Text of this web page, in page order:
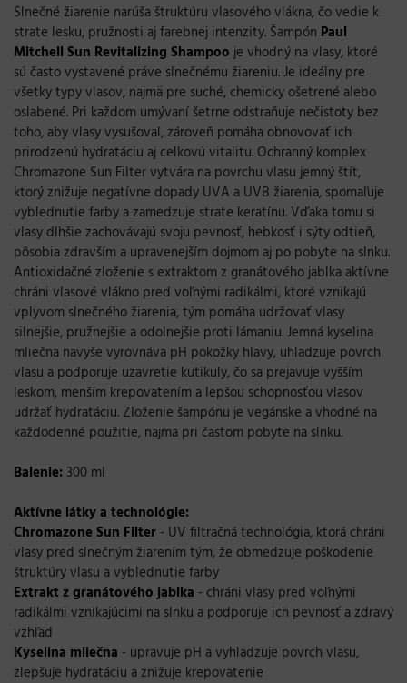
Slnečné žiarenie narúša štruktúru vlasového vlákna, čo vedie k
strate lesku, pružnosti aj farebnej intenzity. Šampón Paul
Mitchell Sun Revitalizing Shampooje vhodný na vlasy, ktoré
sú často vystavené práve slnečnému žiareniu. Je ideálny pre
všetky typy vlasov, najmä pre suché, chemicky ošetrené alebo
oslabené. Pri každom umývaní šetrne odstraňuje nečistoty bez
toho, aby vlasy vysušoval, zároveň pomáha obnovovať ich
prirodzenú hydratáciu aj celkovú vitalitu. Ochranný komplex
Chromazone Sun Filter vytvára na povrchu vlasu jemný štít,
ktorý znižuje negatívne dopady UVA a UVB žiarenia, spomaľuje
vyblednutie farby a zamedzuje strate keratínu. Vďaka tomu si
vlasy dlhšie zachovávajú svoju pevnosť, hebkosť i sýty odtieň,
pôsobia zdravším a upravenejším dojmom aj po pobyte na slnku.
Antioxidačné zloženie s extraktom z granátového jablka aktívne
chráni vlasové vlákno pred voľnými radikálmi, ktoré vznikajú
vplyvom slnečného žiarenia, tým pomáha udržovať vlasy
silnejšie, pružnejšie a odolnejšie proti lámaniu. Jemná kyselina
mliečna navyše vyrovnáva pH pokožky hlavy, uhladzuje povrch
vlasu a podporuje uzavretie kutikuly, čo sa prejavuje vyšším
leskom, menším krepovatením a lepšou schopnosťou vlasov
udržať hydratáciu. Zloženie šampónu je vegánske a vhodné na
každodenné použitie, najmä pri častom pobyte na slnku.
Balenie: 300 ml
Aktívne látky a technológie:
Chromazone Sun Filter - UV filtračná technológia, ktorá chráni
vlasy pred slnečným žiarením tým, že obmedzuje poškodenie
štruktúry vlasu a vyblednutie farby
Extrakt z granátového jablka - chráni vlasy pred voľnými
radikálmi vznikajúcimi na slnku a podporuje ich pevnosť a zdravý
vzhľad
Kyselina mliečna - upravuje pH a vyhladzuje povrch vlasu,
zlepšuje hydratáciu a znižuje krepovatenie